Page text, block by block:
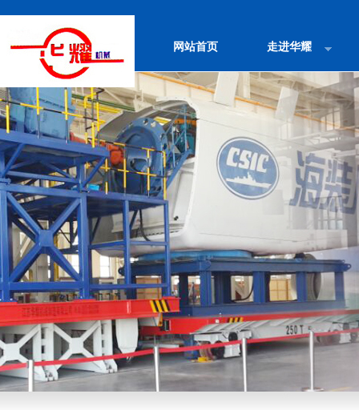
网站首页 走进华耀